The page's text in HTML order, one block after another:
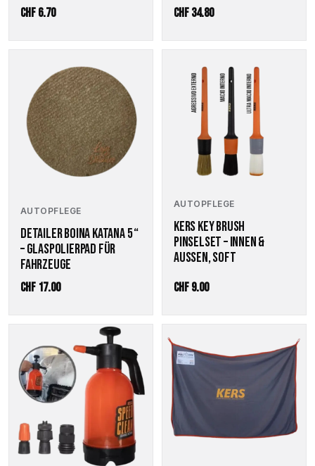
CHF6.70 CHF34.80
AUTOPFLEGE
DETAILER BOINA KATANA 5 “
– GLASPOLIERPAD FÜR
FAHRZEUGE
CHF 17.00
AUTOPFLEGE
KERS KEY BRUSH
PINSELSET – INNEN &
AUSSEN, SOFT
CHF9.00